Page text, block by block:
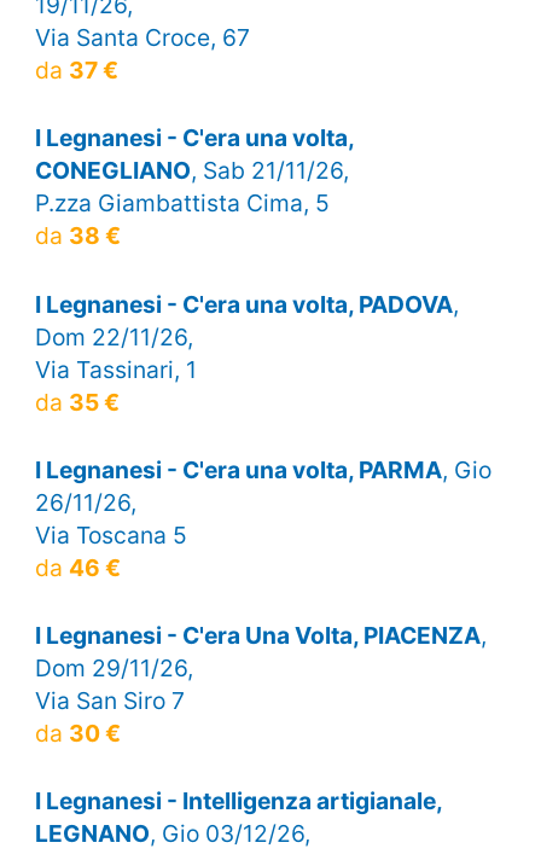
Via Santa Croce, 67
da 37 €
I Legnanesi - C'era una volta,
CONEGLIANO, Sab 21/11/26,
P.zza Giambattista Cima, 5
da 38 €
I Legnanesi - C'era una volta, PADOVA,
Dom 22/11/26,
Via Tassinari, 1
da 35 €
I Legnanesi - C'era una volta, PARMA, Gio
26/11/26,
Via Toscana 5
da 46 €
I Legnanesi - C'era Una Volta, PIACENZA,
Dom 29/11/26,
Via San Siro 7
da 30 €
I Legnanesi - Intelligenza artigianale,
LEGNANO, Gio 03/12/26,